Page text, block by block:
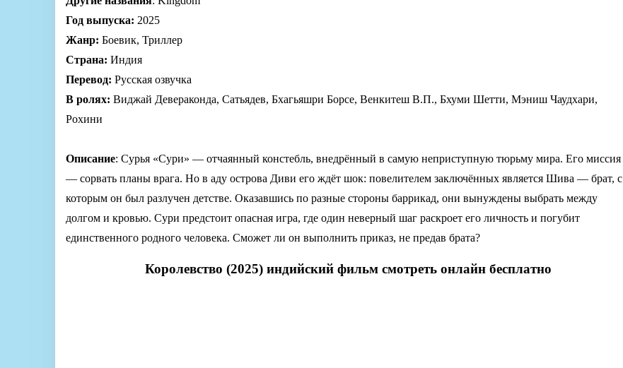
Год выпуска: 2025
Жанр: Боевик, Триллер
Страна: Индия
Перевод: Русская озвучка
В ролях: Виджай Девераконда, Сатьядев, Бхагьяшри Борсе, Венкитеш В.П., Бхуми Шетти, Мэниш Чаудхари,
Рохини
Описание: Сурья «Сури» — отчаянный констебль, внедрённый в самую неприступную тюрьму мира. Его миссия
— сорвать планы врага. Но в аду острова Диви его ждёт шок: повелителем заключённых является Шива — брат, с
которым он был разлучен детстве. Оказавшись по разные стороны баррикад, они вынуждены выбрать между
долгом и кровью. Сури предстоит опасная игра, где один неверный шаг раскроет его личность и погубит
единственного родного человека. Сможет ли он выполнить приказ, не предав брата?
Королевство (2025) индийский фильм смотреть онлайн бесплатно